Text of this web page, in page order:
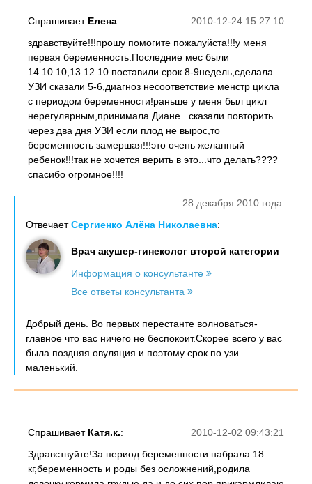
2010-12-24 15:27:10
Спрашивает Елена:
здравствуйте!!!прошу помогите пожалуйста!!!у меня
первая беременность.Последние мес были
14.10.10,13.12.10 поставили срок 8-9недель,сделала
УЗИ сказали 5-6,диагноз несоответствие менстр цикла
с периодом беременности!раньше у меня был цикл
нерегулярным,принимала Диане...сказали повторить
через два дня УЗИ если плод не вырос,то
беременность замершая!!!это очень желанный
ребенок!!!так не хочется верить в это...что делать????
спасибо огромное!!!!
28 декабря 2010 года
ОтвечаетСергиенко Алёна Николаевна:
Врач акушер-гинеколог второй категории
Информация о консультанте
Все ответы консультанта
Добрый день. Во первых перестанте волноваться-
главное что вас ничего не беспокоит.Скорее всего у вас
была поздняя овуляция и поэтому срок по узи
маленький.
2010-12-02 09:43:21
Спрашивает Катя.к.:
Здравствуйте!За период беременности набрала 18
кг,беременность и роды без осложнений,родила